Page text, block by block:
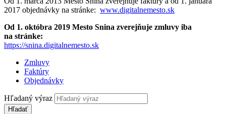
2017 objednávky na stránke: www.digitalnemesto.sk
Od 1. októbra 2019 Mesto Snina zverejňuje zmluvy iba
na stránke:
https://snina.digitalnemesto.sk
Zmluvy
Faktúry
Objednávky
Hľadaný výraz
Hľadať